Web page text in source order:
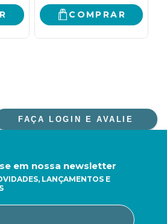
COMPRAR
FAÇA LOGIN E AVALIE
em nossa newsletter
LANÇAMENTOS E